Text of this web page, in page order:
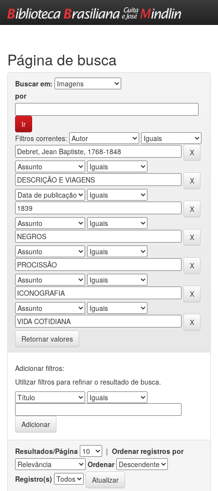
Página de busca
Buscar em:
por
Filtros correntes:
Retornar valores
Adicionar filtros:
Utilizar filtros para refinar o resultado de busca.
Resultados/Página | Ordenar registros por
Ordenar
Registro(s)